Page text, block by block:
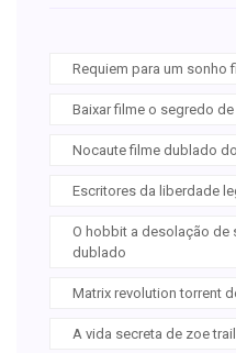
Requiem para um sonho
Baixar filme o segredo
Nocaute filme dublado
Escritores da liberdade
O hobbit a desolação de
dublado
Matrix revolution torrent
A vida secreta de zoe